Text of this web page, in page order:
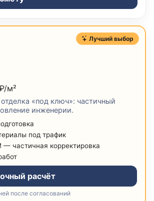
Лучший выбор
м²
«под ключ»: частичный
инженерии.
под трафик
частичная корректировка
расчёт
после согласований